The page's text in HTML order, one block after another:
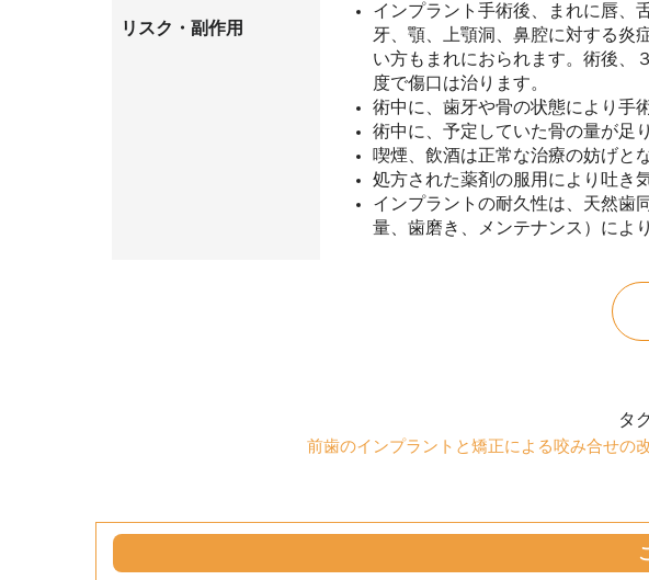
リスク・副作用
インプラント手術後、まれに唇、
牙、顎、上顎洞、鼻腔に対する炎
い方もまれにおられます。術後、
度で傷口は治ります。
術中に、歯牙や骨の状態により手
術中に、予定していた骨の量が足
喫煙、飲酒は正常な治療の妨げと
処方された薬剤の服用により吐き
インプラントの耐久性は、天然歯
量、歯磨き、メンテナンス）によ
タ
前歯のインプラントと矯正による咬み合せの